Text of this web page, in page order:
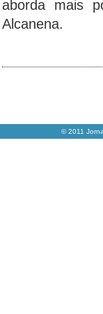
aborda mais
Alcanena.
© 2011